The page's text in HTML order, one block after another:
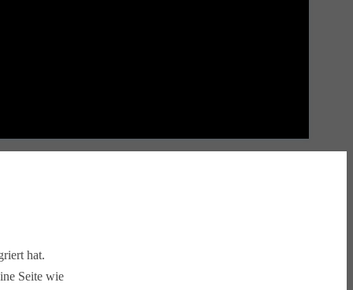
hat.
Seite wie